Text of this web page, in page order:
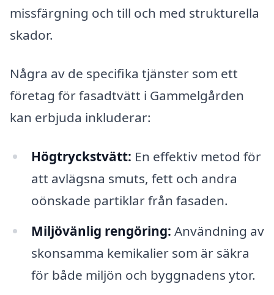
missfärgning och till och med strukturella
skador.
Några av de specifika tjänster som ett
företag för fasadtvätt i Gammelgården
kan erbjuda inkluderar:
Högtryckstvätt: En effektiv metod för
att avlägsna smuts, fett och andra
oönskade partiklar från fasaden.
Miljövänlig rengöring: Användning av
skonsamma kemikalier som är säkra
för både miljön och byggnadens ytor.